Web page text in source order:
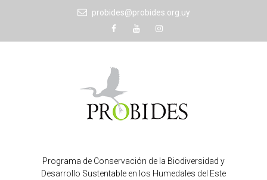
probides@probides.org.uy
Programa de Conservación de la Biodiversidad y
Desarrollo Sustentable en los Humedales del Este